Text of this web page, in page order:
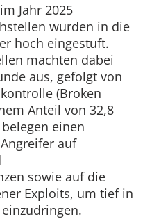
Jahr 2025
wurden in die
hoch eingestuft.
machten dabei
aus, gefolgt von
(Broken
Anteil von 32,8
einen
auf
sowie auf die
Exploits, um tief in